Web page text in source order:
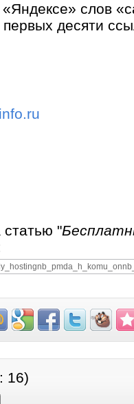
слов
десяти
статью "
16)